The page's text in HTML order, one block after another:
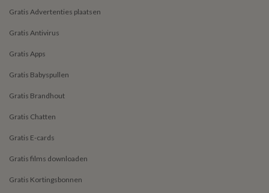
Gratis Advertenties plaatsen
Gratis Antivirus
Gratis Apps
Gratis Babyspullen
Gratis Brandhout
Gratis Chatten
Gratis E-cards
Gratis films downloaden
Gratis Kortingsbonnen